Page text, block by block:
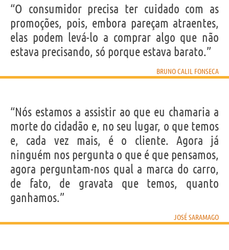
“O consumidor precisa ter cuidado com as
promoções, pois, embora pareçam atraentes,
elas podem levá-lo a comprar algo que não
estava precisando, só porque estava barato.”
BRUNO CALIL FONSECA
“Nós estamos a assistir ao que eu chamaria a
morte do cidadão e, no seu lugar, o que temos
e, cada vez mais, é o cliente. Agora já
ninguém nos pergunta o que é que pensamos,
agora perguntam-nos qual a marca do carro,
de fato, de gravata que temos, quanto
ganhamos.”
JOSÉ SARAMAGO